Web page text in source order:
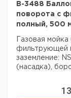
B-3488
поворота с
полный, 500
Газовая
фильтрующей
заземление:
(насадка),